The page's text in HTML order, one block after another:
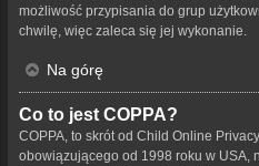
możliwość przypisania do grup
chwilę, więc zaleca się jej wykonanie.
Na górę
Co to jest COPPA?
COPPA, to skrót od Child Online
obowiązującego od 1998 roku w USA,